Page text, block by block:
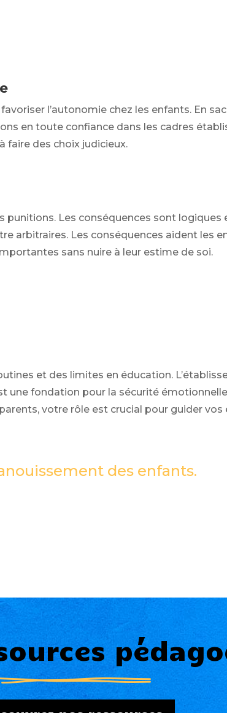
l’autonomie chez les enfants. En
en toute confiance dans les cadres
faire des choix judicieux.
punitions. Les conséquences sont
arbitraires. Les conséquences aident les
sans nuire à leur estime de soi.
et des limites en éducation.
une fondation pour la sécurité
votre rôle est crucial pour guider
des enfants.